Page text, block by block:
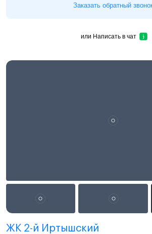
Заказать обратный
или Написать в чат
ЖК 2-й Иртышский